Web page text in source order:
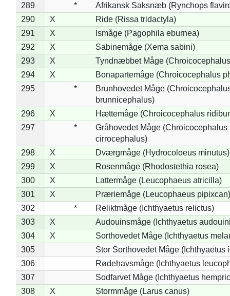
289
*
Afrikansk Saksnæb (Rynchops
290
X
Ride (Rissa tridactyla)
291
X
Ismåge (Pagophila eburnea)
292
X
Sabinemåge (Xema sabini)
293
X
Tyndnæbbet Måge
294
X
Bonapartemåge (Chroicocephalus
295
*
Brunhovedet Måge
brunnicephalus)
296
X
Hættemåge (Chroicocephalus
297
*
Gråhovedet Måge (Chroicocephalus
cirrocephalus)
298
X
Dværgmåge (Hydrocoloeus minutus)
299
X
Rosenmåge (Rhodostethia rosea)
300
X
Lattermåge (Leucophaeus atricilla)
301
X
Præriemåge (Leucophaeus pipixcan)
302
*
Reliktmåge (Ichthyaetus relictus)
303
X
Audouinsmåge (Ichthyaetus
304
X
Sorthovedet Måge (Ichthyaetus
305
Stor Sorthovedet Måge (Ichthyaetus
306
Rødehavsmåge (Ichthyaetus
307
Sodfarvet Måge (Ichthyaetus
308
X
Stormmåge (Larus canus)